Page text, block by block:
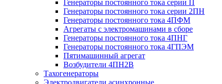
Генераторы постоянного тока серии П
Генераторы постоянного тока серии 2ПН
Генераторы постоянного тока 4ПФМ
Агрегаты с электромашинами в сборе
Генераторы постоянного тока 4ПНГ
Генераторы постоянного тока 4ГПЭМ
Пятимашинный агрегат
Возбудители 4ПН2В
Тахогенераторы
Электродвигатели асинхронные